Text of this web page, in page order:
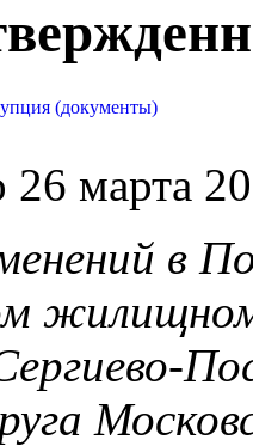
(документы)
марта
в